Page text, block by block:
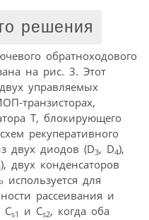
решения
обратноходового
на рис. 3. Этот
управляемых
транзисторах,
T, блокирующего
рекуперативного
двух диодов (D3, D4),
), двух конденсаторов
P используется для
рассеивания и
Cs1 и Cs2, когда оба